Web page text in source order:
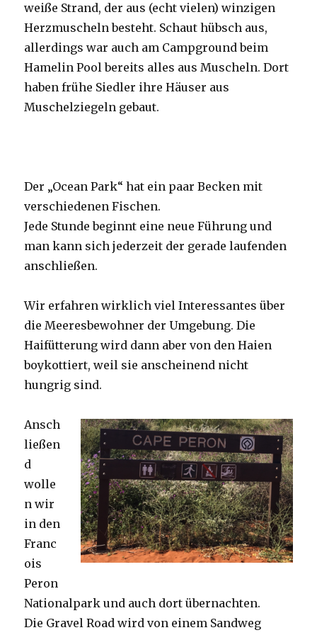
weiße Strand, der aus (echt vielen) winzigen
Herzmuscheln besteht. Schaut hübsch aus,
allerdings war auch am Campground beim
Hamelin Pool bereits alles aus Muscheln. Dort
haben frühe Siedler ihre Häuser aus
Muschelziegeln gebaut.
Der „Ocean Park“ hat ein paar Becken mit
verschiedenen Fischen.
Jede Stunde beginnt eine neue Führung und
man kann sich jederzeit der gerade laufenden
anschließen.
Wir erfahren wirklich viel Interessantes über
die Meeresbewohner der Umgebung. Die
Haifütterung wird dann aber von den Haien
boykottiert, weil sie anscheinend nicht
hungrig sind.
Ansch
ließen
d
wolle
n wir
in den
Franc
ois
Peron
Nationalpark und auch dort übernachten.
Die Gravel Road wird von einem Sandweg